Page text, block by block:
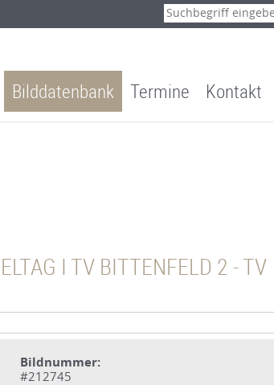
Bilddatenbank Termine Kontakt
I TV BITTENFELD 2 - TV
Bildnummer:
#212745